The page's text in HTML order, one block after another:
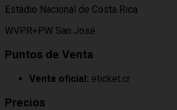
Estadio Nacional de Costa Rica
WVPR+PW San José
Puntos de Venta
Venta oficial: eticket.cr
Precios